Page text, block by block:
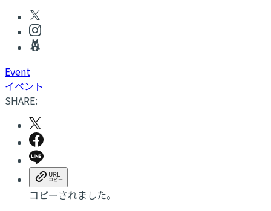
Event
イベント
SHARE:
コピーされました。